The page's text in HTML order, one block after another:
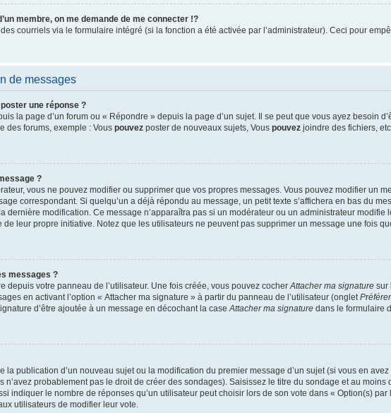
membre, on me demande de me connecter !?
courriels via le formulaire intégré (si la fonction a été activée par l’administrateur). Ceci pour
de messages
une réponse ?
la page d’un forum ou « Répondre » depuis la page d’un sujet. Il se peut que vous ayez besoin
des forums, exemple : Vous pouvez poster de nouveaux sujets, Vous pouvez joindre des fichiers, etc.
?
vous ne pouvez modifier ou supprimer que vos propres messages. Vous pouvez modifier un
correspondant. Si quelqu’un a déjà répondu au message, un petit texte s’affichera en bas du
dernière modification. Ce message n’apparaîtra pas si un modérateur ou un administrateur
leur propre initiative. Notez que les utilisateurs ne peuvent pas supprimer un message une fois
messages ?
depuis votre panneau de l’utilisateur. Une fois créée, vous pouvez cocher Attacher ma signature sur
en activant l’option « Attacher ma signature » à partir du panneau de l’utilisateur (onglet
d’être ajoutée à un message en décochant la case Attacher ma signature dans le formulaire
la publication d’un nouveau sujet ou la modification du premier message d’un sujet (si vous en
n’avez probablement pas le droit de créer des sondages). Saisissez le titre du sondage et au
indiquer le nombre de réponses qu’un utilisateur peut choisir lors de son vote dans « Option(s)
utilisateurs de modifier leur vote.